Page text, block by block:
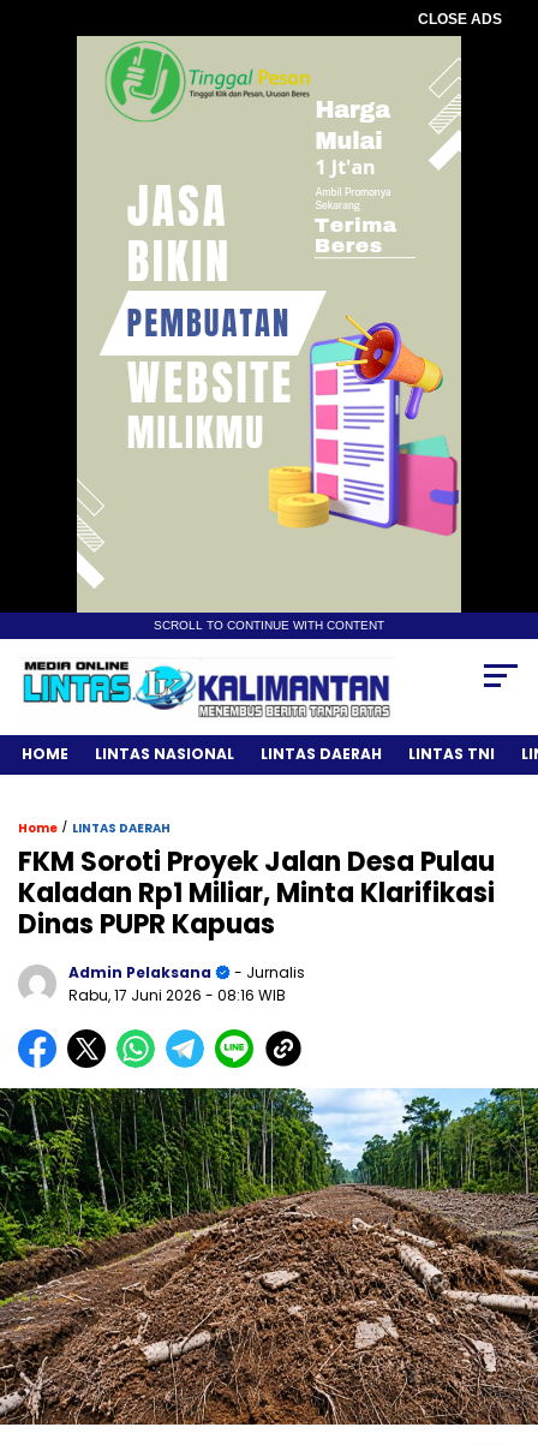
CLOSE ADS
SCROLL TO CONTINUE WITH CONTENT
HOME LINTAS NASIONAL LINTAS DAERAH LINTAS TNI
Home / LINTAS DAERAH
FKM Soroti Proyek Jalan Desa Pulau
Kaladan Rp1 Miliar, Minta Klarifikasi
Dinas PUPR Kapuas
Admin Pelaksana
- Jurnalis
Rabu, 17 Juni 2026 - 08:16 WIB